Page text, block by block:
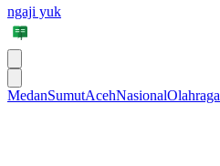
ngaji yuk
MedanSumutAcehNasionalOlahraga